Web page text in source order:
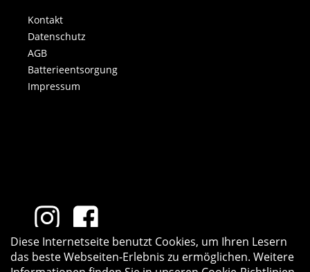
Kontakt
Datenschutz
AGB
Batterieentsorgung
Impressum
Diese Internetseite benutzt Cookies, um Ihren Lesern
das beste Webseiten-Erlebnis zu ermöglichen. Weitere